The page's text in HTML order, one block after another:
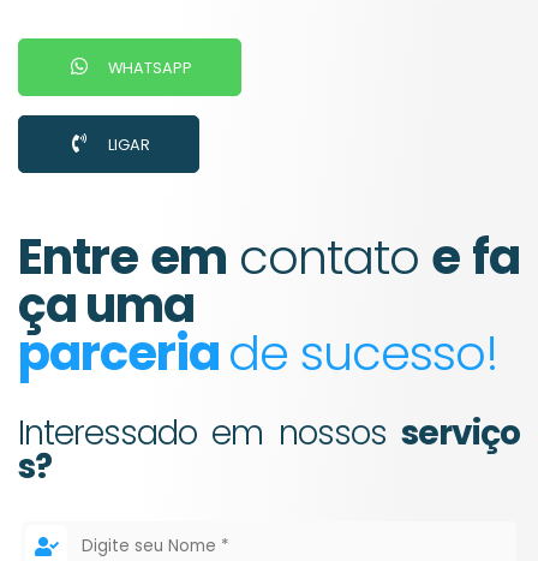
WHATSAPP
LIGAR
Entre em contato e fa
ça uma
parceriade sucesso!
Interessado em nossos serviço
s?